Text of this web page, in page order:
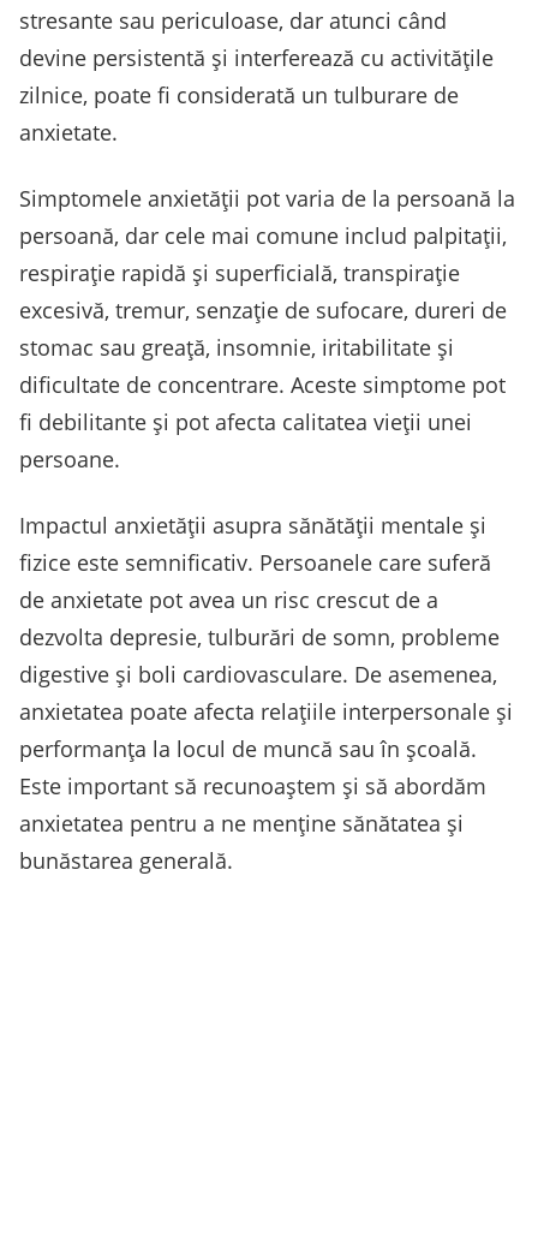
stresante sau periculoase, dar atunci când
devine persistentă și interferează cu activitățile
zilnice, poate fi considerată un tulburare de
anxietate.
Simptomele anxietății pot varia de la persoană la
persoană, dar cele mai comune includ palpitații,
respirație rapidă și superficială, transpirație
excesivă, tremur, senzație de sufocare, dureri de
stomac sau greață, insomnie, iritabilitate și
dificultate de concentrare. Aceste simptome pot
fi debilitante și pot afecta calitatea vieții unei
persoane.
Impactul anxietății asupra sănătății mentale și
fizice este semnificativ. Persoanele care suferă
de anxietate pot avea un risc crescut de a
dezvolta depresie, tulburări de somn, probleme
digestive și boli cardiovasculare. De asemenea,
anxietatea poate afecta relațiile interpersonale și
performanța la locul de muncă sau în școală.
Este important să recunoaștem și să abordăm
anxietatea pentru a ne menține sănătatea și
bunăstarea generală.